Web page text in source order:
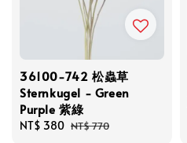
36100-742 松蟲草
Sternkugel - Green
Purple 紫綠
Sale
NT$ 380 Regular
NT$ 770